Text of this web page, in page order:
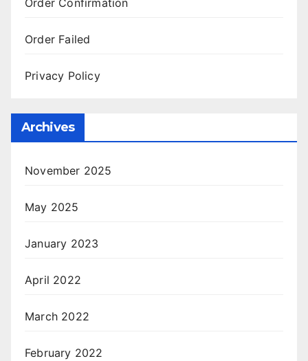
Order Failed
Privacy Policy
Archives
November 2025
May 2025
January 2023
April 2022
March 2022
February 2022